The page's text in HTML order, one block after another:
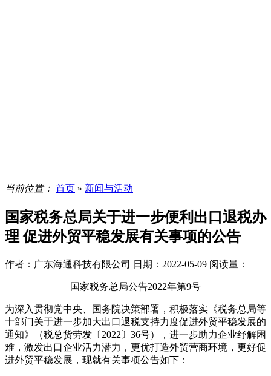
当前位置： 首页 » 新闻与活动
国家税务总局关于进一步便利出口退税办
理 促进外贸平稳发展有关事项的公告
作者：广东海通科技有限公司 日期：2022-05-09 阅读量：
国家税务总局公告2022年第9号
为深入贯彻党中央、国务院决策部署，积极落实《税务总局等
十部门关于进一步加大出口退税支持力度促进外贸平稳发展的
通知》（税总货劳发〔 2022 〕 36号），进一步助力企业纾解困
难，激发出口企业活力潜力，更优打造外贸营商环境，更好促
进外贸平稳发展，现就有关事项公告如下：